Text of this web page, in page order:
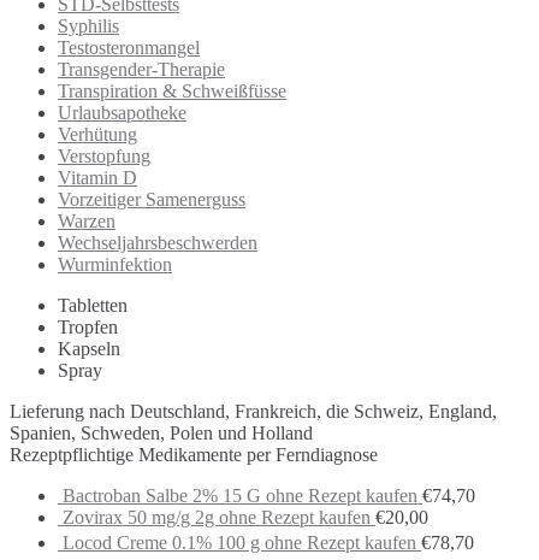
STD-Selbsttests
Syphilis
Testosteronmangel
Transgender-Therapie
Transpiration & Schweißfüsse
Urlaubsapotheke
Verhütung
Verstopfung
Vitamin D
Vorzeitiger Samenerguss
Warzen
Wechseljahrsbeschwerden
Wurminfektion
Tabletten
Tropfen
Kapseln
Spray
Lieferung nach Deutschland, Frankreich, die Schweiz, England,
Spanien, Schweden, Polen und Holland
Rezeptpflichtige Medikamente per Ferndiagnose
Bactroban Salbe 2% 15 G ohne Rezept kaufen €74,70
Zovirax 50 mg/g 2g ohne Rezept kaufen €20,00
Locod Creme 0.1% 100 g ohne Rezept kaufen €78,70